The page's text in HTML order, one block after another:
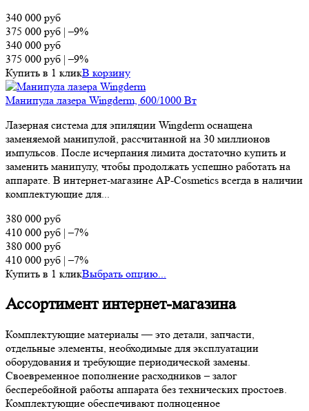
340 000 руб
375 000 руб |–9%
340 000 руб
375 000 руб |–9%
Купить в 1 кликВ корзину
Манипула лазера Wingderm, 600/1000 Вт
Лазерная система для эпиляции Wingderm оснащена
заменяемой манипулой, рассчитанной на 30 миллионов
импульсов. После исчерпания лимита достаточно купить и
заменить манипулу, чтобы продолжать успешно работать на
аппарате. В интернет-магазине AP-Cosmetics всегда в наличии
комплектующие для...
380 000 руб
410 000 руб |–7%
380 000 руб
410 000 руб |–7%
Купить в 1 кликВыбрать опцию...
Ассортимент интернет-магазина
Комплектующие материалы — это детали, запчасти,
отдельные элементы, необходимые для эксплуатации
оборудования и требующие периодической замены.
Своевременное пополнение расходников – залог
бесперебойной работы аппарата без технических простоев.
Комплектующие обеспечивают полноценное